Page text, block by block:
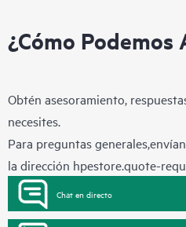
¿Cómo Podemos
Obtén asesoramiento,
necesites.
Para preguntas
la dirección hpestore.quote-
Chat en directo